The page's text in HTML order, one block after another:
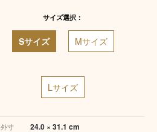
サイズ選択：
Sサイズ Mサイズ
Lサイズ
外寸 24.0 × 31.1 cm